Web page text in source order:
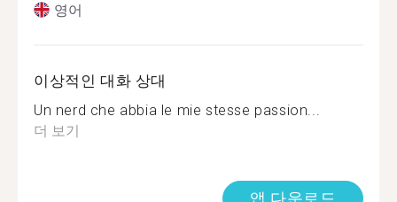
영어
이상적인 대화 상대
Un nerd che abbia le mie stesse passion...
더 보기
앱 다운로드